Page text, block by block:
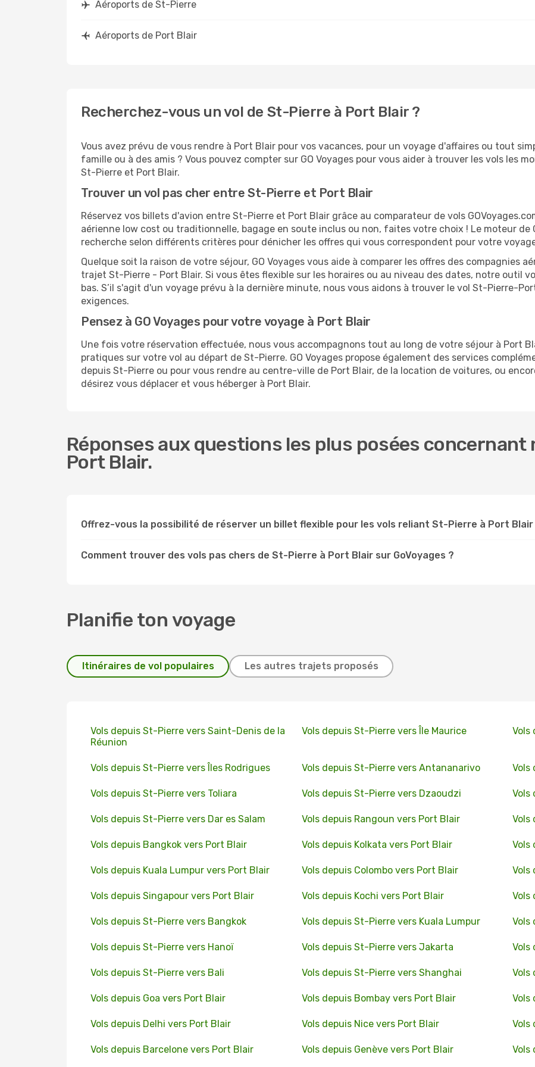
Aéroports de St-Pierre
Aéroports de Port Blair
Recherchez-vous un vol de St-Pierre à Port Blair ?
Vous avez prévu de vous rendre à Port Blair pour vos vacances, pour un voyage d'affaires ou tout
famille ou à des amis ? Vous pouvez compter sur GO Voyages pour vous aider à trouver les vols les
St-Pierre et Port Blair.
Trouver un vol pas cher entre St-Pierre et Port Blair
Réservez vos billets d'avion entre St-Pierre et Port Blair grâce au comparateur de vols
aérienne low cost ou traditionnelle, bagage en soute inclus ou non, faites votre choix ! Le moteur de
recherche selon différents critères pour dénicher les offres qui vous correspondent pour votre
Quelque soit la raison de votre séjour, GO Voyages vous aide à comparer les offres des compagnies
trajet St-Pierre - Port Blair. Si vous êtes flexible sur les horaires ou au niveau des dates, notre outil
bas. S’il s'agit d'un voyage prévu à la dernière minute, nous vous aidons à trouver le vol St-Pierre-
exigences.
Pensez à GO Voyages pour votre voyage à Port Blair
Une fois votre réservation effectuée, nous vous accompagnons tout au long de votre séjour à Port
pratiques sur votre vol au départ de St-Pierre. GO Voyages propose également des services
depuis St-Pierre ou pour vous rendre au centre-ville de Port Blair, de la location de voitures, ou
désirez vous déplacer et vous héberger à Port Blair.
Réponses aux questions les plus posées concernant
Port Blair.
Offrez-vous la possibilité de réserver un billet flexible pour les vols reliant St-Pierre à Port Blair
Comment trouver des vols pas chers de St-Pierre à Port Blair sur GoVoyages ?
Planifie ton voyage
Itinéraires de vol populaires Les autres trajets proposés
Vols depuis St-Pierre vers Saint-Denis de la
Réunion
Vols depuis St-Pierre vers Île Maurice Vols
Vols depuis St-Pierre vers Îles Rodrigues Vols depuis St-Pierre vers Antananarivo Vols
Vols depuis St-Pierre vers Toliara Vols depuis St-Pierre vers Dzaoudzi Vols
Vols depuis St-Pierre vers Dar es Salam Vols depuis Rangoun vers Port Blair Vols
Vols depuis Bangkok vers Port Blair Vols depuis Kolkata vers Port Blair Vols
Vols depuis Kuala Lumpur vers Port Blair Vols depuis Colombo vers Port Blair Vols
Vols depuis Singapour vers Port Blair Vols depuis Kochi vers Port Blair Vols
Vols depuis St-Pierre vers Bangkok Vols depuis St-Pierre vers Kuala Lumpur Vols
Vols depuis St-Pierre vers Hanoï Vols depuis St-Pierre vers Jakarta Vols
Vols depuis St-Pierre vers Bali Vols depuis St-Pierre vers Shanghai Vols
Vols depuis Goa vers Port Blair Vols depuis Bombay vers Port Blair Vols
Vols depuis Delhi vers Port Blair Vols depuis Nice vers Port Blair Vols
Vols depuis Barcelone vers Port Blair Vols depuis Genève vers Port Blair Vols